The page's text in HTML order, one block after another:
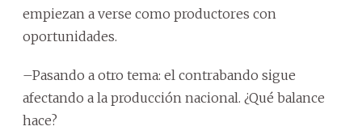
empiezan a verse como productores con
oportunidades.
–Pasando a otro tema: el contrabando sigue
afectando a la producción nacional. ¿Qué balance
hace?